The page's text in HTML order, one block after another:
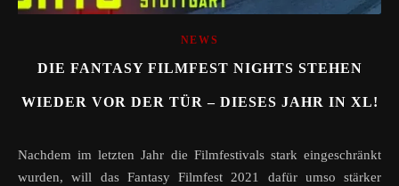
NEWS
DIE FANTASY FILMFEST NIGHTS STEHEN
WIEDER VOR DER TÜR – DIESES JAHR IN XL!
Nachdem im letzten Jahr die Filmfestivals stark eingeschränkt
wurden, will das Fantasy Filmfest 2021 dafür umso stärker